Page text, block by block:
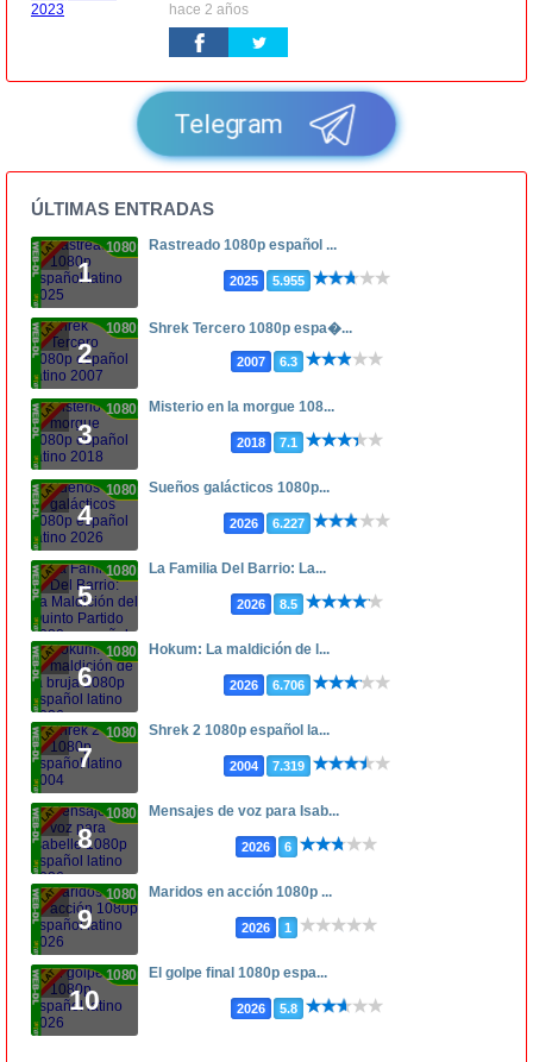
hace 2 años
Telegram
ÚLTIMAS ENTRADAS
1
1080p Rastreado 1080p español ...
2025 5.955
2
1080p Shrek Tercero 1080p espa�...
2007 6.3
3
1080p Misterio en la morgue 108...
2018 7.1
4
1080p Sueños galácticos 1080p...
2026 6.227
5
1080p La Familia Del Barrio: La...
2026 8.5
6
1080p Hokum: La maldición de l...
2026 6.706
7
1080p Shrek 2 1080p español la...
2004 7.319
8
1080p Mensajes de voz para Isab...
2026 6
9
1080p Maridos en acción 1080p ...
2026 1
10
1080p El golpe final 1080p espa...
2026 5.8